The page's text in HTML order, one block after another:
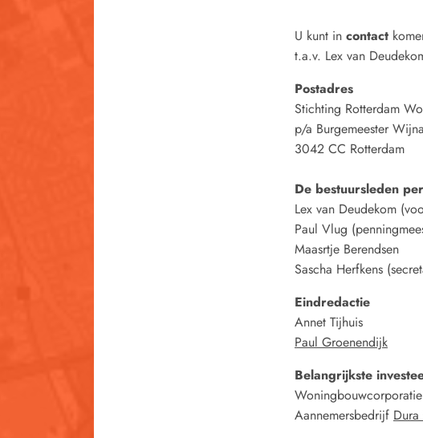
U kunt in contact
t.a.v. Lex van
Postadres
Stichting Rotterdam
p/a Burgemeester
3042 CC Rotterdam
De bestuursleden
Lex van Deudekom
Paul Vlug
Maasrtje Berendsen
Sascha Herfkens
Eindredactie
Annet Tijhuis
Paul Groenendijk
Belangrijkste
Woningbouwcorporatie
Aannemersbedrijf